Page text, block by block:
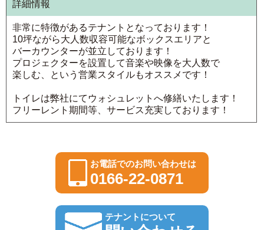
詳細情報
非常に特徴があるテナントとなっております！
10坪ながら大人数収容可能なボックスエリアと
バーカウンターが並立しております！
プロジェクターを設置して音楽や映像を大人数で
楽しむ、という営業スタイルもオススメです！
トイレは弊社にてウォシュレットへ修繕いたします！
フリーレント期間等、サービス充実しております！
お電話でのお問い合わせは
0166-22-0871
テナントについて